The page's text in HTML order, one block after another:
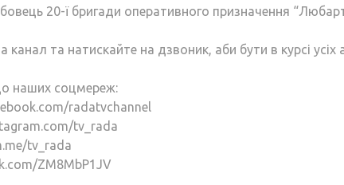
20-ї бригади оперативного призначення
канал та натискайте на дзвоник, аби бути в курсі
наших соцмереж:
radatvchannel
tv_rada
tv_rada
ZM8MbP1JV